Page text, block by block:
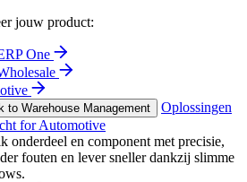
jouw product:
One
to Warehouse Management
Oplossingen
for Automotive
onderdeel en component met precisie,
fouten en lever sneller dankzij slimme